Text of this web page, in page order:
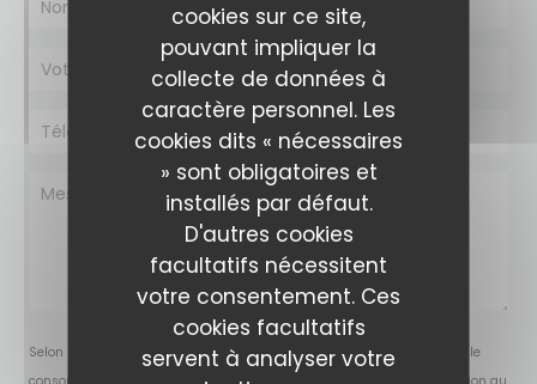
cookies sur ce site,
pouvant impliquer la
collecte de données à
caractère personnel. Les
cookies dits « nécessaires
» sont obligatoires et
installés par défaut.
D'autres cookies
facultatifs nécessitent
votre consentement. Ces
cookies facultatifs
servent à analyser votre
Selon l'article L.223-2 du code de la consommation, il est rappelé que le